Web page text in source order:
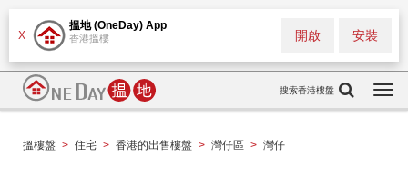
X
搵地 (OneDay) App
香港搵樓 安裝
開啟
搜索香港樓盤
搵樓盤 > 住宅 > 香港的出售樓盤 > 灣仔區 > 灣仔